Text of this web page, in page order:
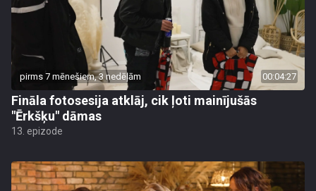
pirms 7 mēnešiem, 3 nedēļām 00:04:27
Fināla fotosesija atklāj, cik ļoti mainījušās
"Ērkšķu" dāmas
13. epizode